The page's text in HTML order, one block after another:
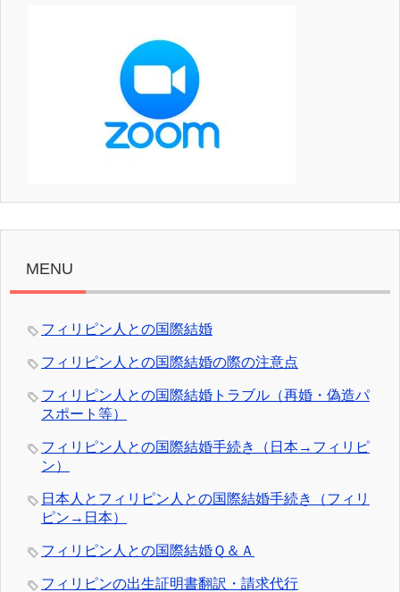
MENU
フィリピン人との国際結婚
フィリピン人との国際結婚の際の注意点
フィリピン人との国際結婚トラブル（再婚・偽造パ
スポート等）
フィリピン人との国際結婚手続き（日本→フィリピ
ン）
日本人とフィリピン人との国際結婚手続き（フィリ
ピン→日本）
フィリピン人との国際結婚Ｑ＆Ａ
フィリピンの出生証明書翻訳・請求代行